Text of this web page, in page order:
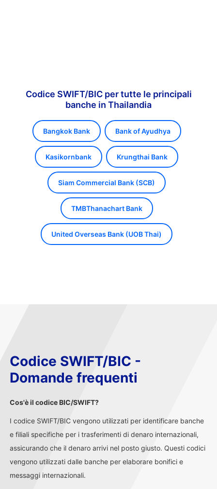
Codice SWIFT/BIC per tutte le principali
banche in Thailandia
Bangkok Bank Bank of Ayudhya
Kasikornbank Krungthai Bank
Siam Commercial Bank (SCB)
TMBThanachart Bank
United Overseas Bank (UOB Thai)
Codice SWIFT/BIC -
Domande frequenti
Cos'è il codice BIC/SWIFT?
I codice SWIFT/BIC vengono utilizzati per identificare banche
e filiali specifiche per i trasferimenti di denaro internazionali,
assicurando che il denaro arrivi nel posto giusto. Questi codici
vengono utilizzati dalle banche per elaborare bonifici e
messaggi internazionali.